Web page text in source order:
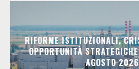
RIFORME ISTITUZIONALI,
OPPORTUNITÀ
AGOSTO